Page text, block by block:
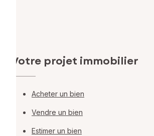
Votre projet immobilier
Acheter un bien
Vendre un bien
Estimer un bien